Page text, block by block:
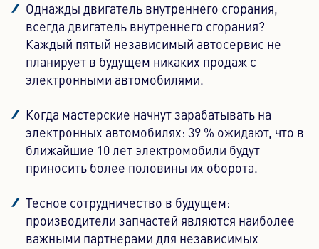
Однажды двигатель внутреннего сгорания,
всегда двигатель внутреннего сгорания?
Каждый пятый независимый автосервис не
планирует в будущем никаких продаж с
электронными автомобилями.
Когда мастерские начнут зарабатывать на
электронных автомобилях: 39 % ожидают, что в
ближайшие 10 лет электромобили будут
приносить более половины их оборота.
Тесное сотрудничество в будущем:
производители запчастей являются наиболее
важными партнерами для независимых